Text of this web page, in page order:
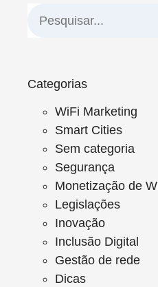
Categorias
WiFi Marketing
Smart Cities
Sem categoria
Segurança
Monetização de
Legislações
Inovação
Inclusão Digital
Gestão de rede
Dicas